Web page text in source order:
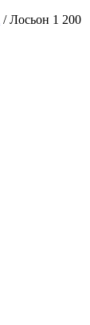
/Лосьон 1 200